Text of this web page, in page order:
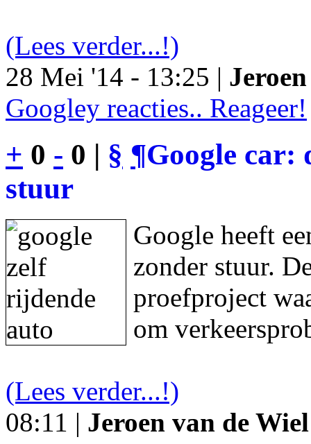
(Lees verder...!)
28 Mei '14 - 13:25 |
Googley reacties.. Reageer!
+ 0 - 0 | § ¶Google car:
stuur
Google heeft
zonder stuur.
proefproject
om
(Lees verder...!)
08:11 | Jeroen van de Wiel